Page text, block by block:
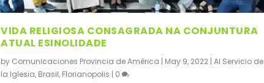
VIDA RELIGIOSA CONSAGRADA NA CONJUNTURA
ATUAL ESINOLIDADE
by Comunicaciones Provincia de América | May 9, 2022 |Al Servicio de
la Iglesia, Brasil, Florianopolis | 0